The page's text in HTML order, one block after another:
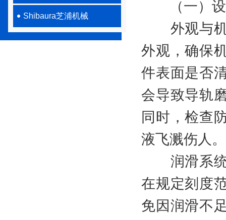
Shibaura芝浦机械
（一）设
外观与机
外观，确保
件表面是否
会导致导轨
同时，检查
液飞溅伤人。
润滑系统
在规定刻度
免因润滑不